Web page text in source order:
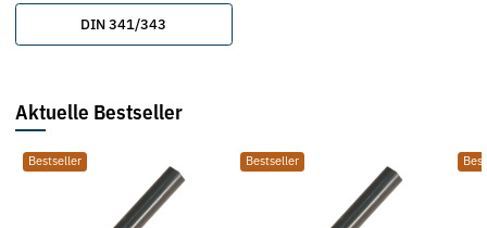
DIN 341/343
Aktuelle Bestseller
Bestseller Bestseller